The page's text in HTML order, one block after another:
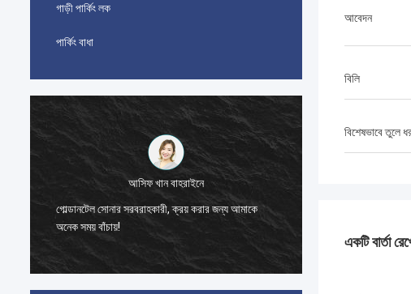
গাড়ী পার্কিং লক
পার্কিং বাধা
আসিফ খান বাহরাইনে
গোল্ডানটেল সোনার সরবরাহকারী, ক্রয় করার জন্য আমাকে
অনেক সময় বাঁচায়!
পর্যন্ত কাজ করেছে।
আবেদন
বিলি
বিশেষভাবে তুলে
একটি বার্তা